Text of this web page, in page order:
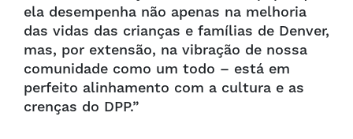
ela desempenha não apenas na melhoria
das vidas das crianças e famílias de Denver,
mas, por extensão, na vibração de nossa
comunidade como um todo – está em
perfeito alinhamento com a cultura e as
crenças do DPP.”